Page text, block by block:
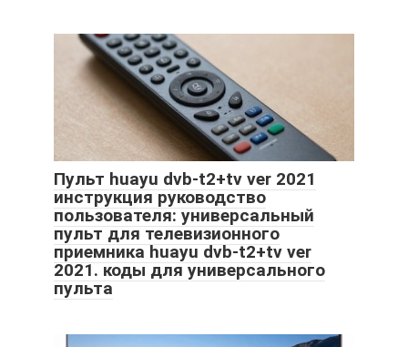
Пульт huayu dvb-t2+tv ver 2021
инструкция руководство
пользователя: универсальный
пульт для телевизионного
приемника huayu dvb-t2+tv ver
2021. коды для универсального
пульта